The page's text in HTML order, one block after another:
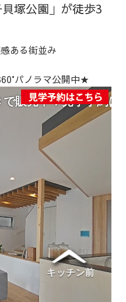
塚公園」が徒歩3
パノラマ公開中★